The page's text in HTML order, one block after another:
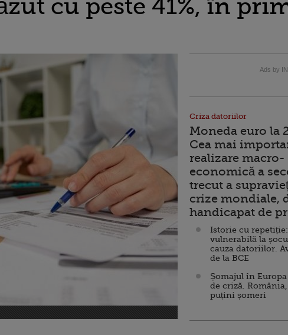
cu peste 41%, în
Ads by
Criza datoriilor
Moneda euro la
Cea mai
realizare macro-
economică a
trecut a
crize mondiale,
handicapat de
Istorie cu
vulnerabilă la
cauza datoriilor.
de la BCE
Șomajul în
de criză.
puțini șomeri